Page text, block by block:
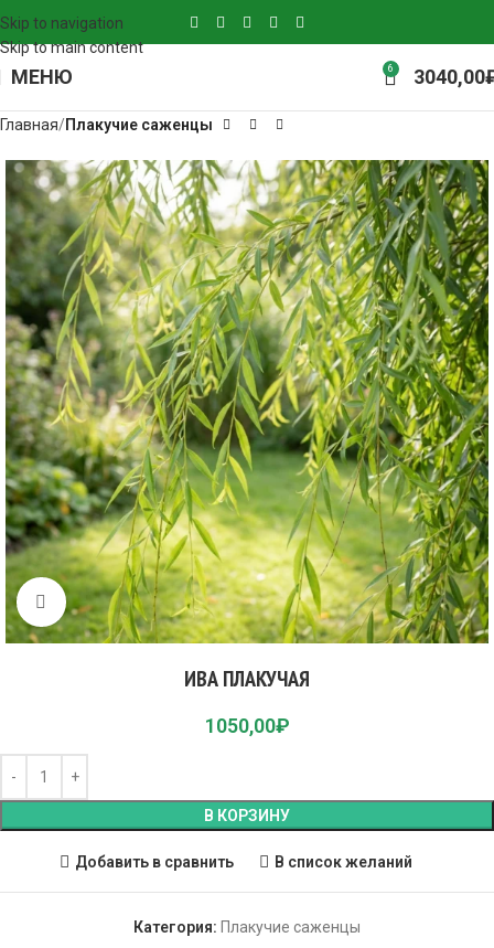
Skip to navigation
Skip to main content
МЕНЮ 6 3040,00
Главная Плакучие саженцы
Click to enlarge
ИВА ПЛАКУЧАЯ
1050,00₽
В КОРЗИНУ
Добавить в сравнить В список желаний
Категория: Плакучие саженцы